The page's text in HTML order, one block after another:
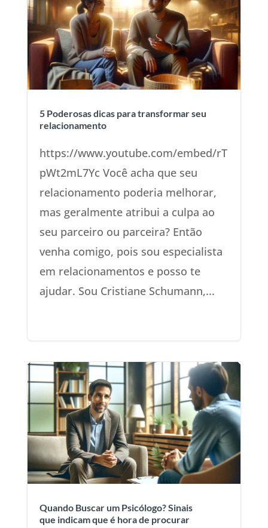
5 Poderosas dicas para transformar seu
relacionamento
https://www.youtube.com/embed/rT
pWt2mL7Yc Você acha que seu
relacionamento poderia melhorar,
mas geralmente atribui a culpa ao
seu parceiro ou parceira? Então
venha comigo, pois sou especialista
em relacionamentos e posso te
ajudar. Sou Cristiane Schumann,...
Quando Buscar um Psicólogo? Sinais
que indicam que é hora de procurar